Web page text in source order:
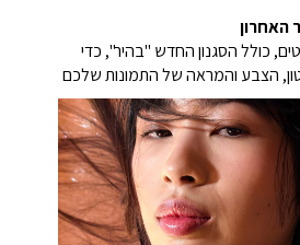
האחרון
כולל הסגנון החדש "בהיר", כדי
הצבע והמראה של התמונות שלכם